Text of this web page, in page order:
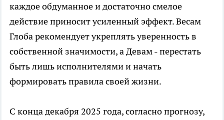
каждое обдуманное и достаточно смелое
действие приносит усиленный эффект. Весам
Глоба рекомендует укреплять уверенность в
собственной значимости, а Девам - перестать
быть лишь исполнителями и начать
формировать правила своей жизни.
С конца декабря 2025 года, согласно прогнозу,